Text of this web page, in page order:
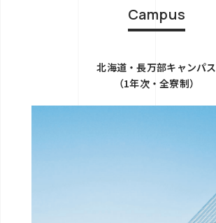
Campus
北海道・長万部キャンパス
（1年次・全寮制）